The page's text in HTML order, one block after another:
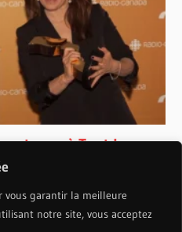
vous garantir la meilleure
notre site, vous acceptez